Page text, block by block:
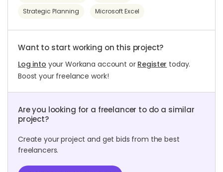
Strategic Planning
Microsoft Excel
Want to start working on this project?
Log into your Workana account or Register today.
Boost your freelance work!
Are you looking for a freelancer to do a similar
project?
Create your project and get bids from the best
freelancers.